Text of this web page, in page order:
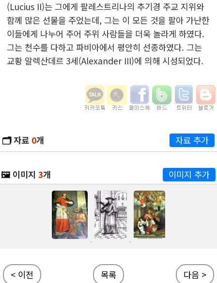
(Lucius II)는 그에게 팔레스트리나의 추기경 주교 지위와
함께 많은 선물을 주었는데, 그는 이 모든 것을 팔아 가난한
이들에게 나누어 주어 주위 사람들을 더욱 놀라게 하였다.
그는 천수를 다하고 파비아에서 평안히 선종하였다. 그는
교황 알렉산데르 3세(Alexander III)에 의해 시성되었다.
🗂️자료 0개 자료 추가
🖼️ 이미지 3개 이미지 추가
< 이전 목록 다음 >